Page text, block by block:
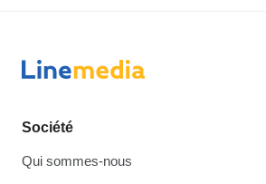
Société
Qui sommes-nous